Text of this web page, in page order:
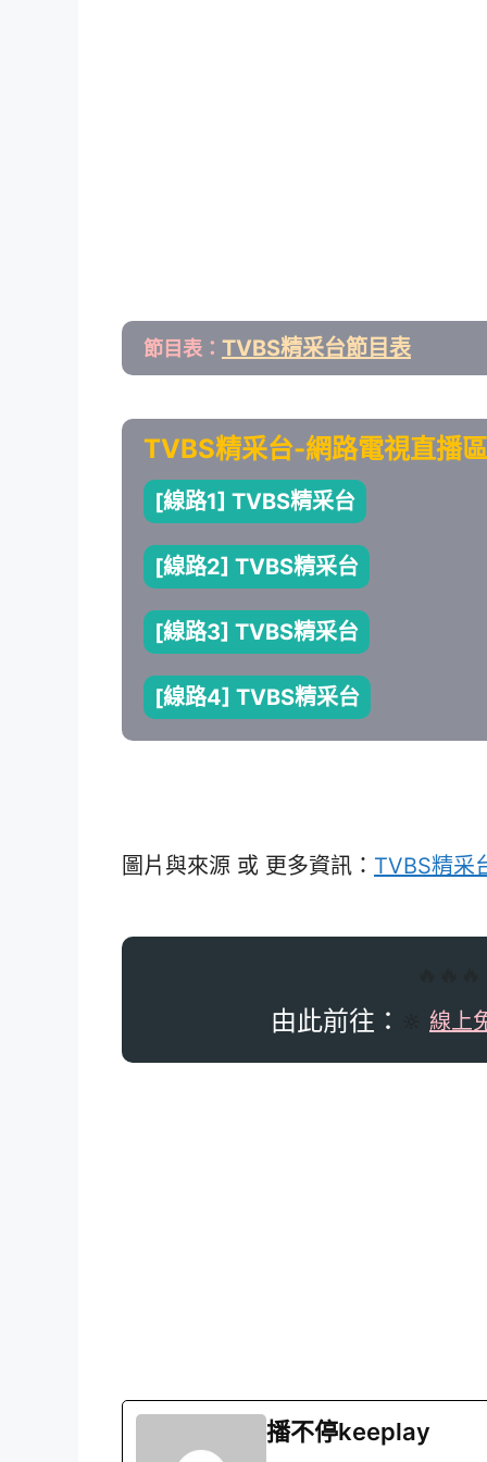
節目表： TVBS精采台節目表
TVBS精采台-網路電視直播
[線路1] TVBS精采台
[線路2] TVBS精采台
[線路3] TVBS精采台
[線路4] TVBS精采台
圖片與來源 或 更多資訊： TVBS精采
由此前往： 線上
播不停keeplay